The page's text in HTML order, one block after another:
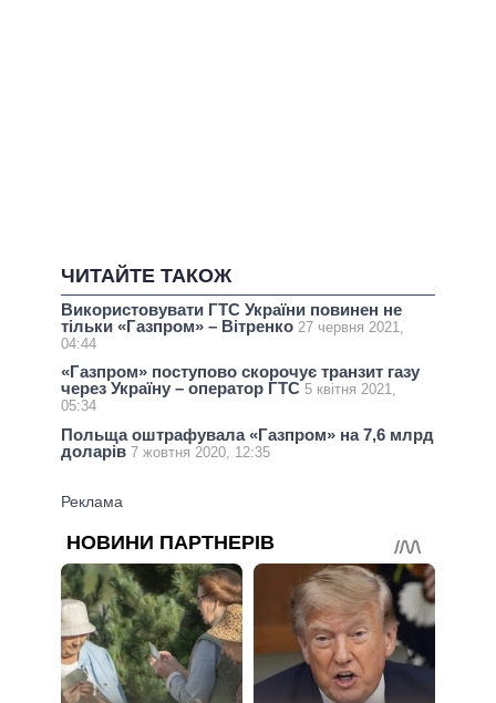
ЧИТАЙТЕ ТАКОЖ
Використовувати ГТС України повинен не
тільки «Газпром» – Вітренко 27 червня 2021,
04:44
«Газпром» поступово скорочує транзит газу
через Україну – оператор ГТС 5 квітня 2021,
05:34
Польща оштрафувала «Газпром» на 7,6 млрд
доларів 7 жовтня 2020, 12:35